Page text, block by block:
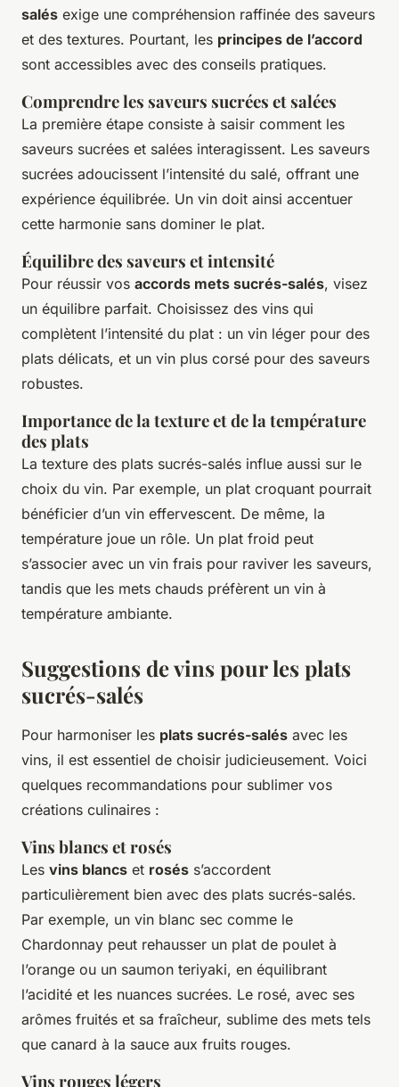
salés exige une compréhension raffinée des saveurs
et des textures. Pourtant, les principes de l’accord
sont accessibles avec des conseils pratiques.
Comprendre les saveurs sucrées et salées
La première étape consiste à saisir comment les
saveurs sucrées et salées interagissent. Les saveurs
sucrées adoucissent l’intensité du salé, offrant une
expérience équilibrée. Un vin doit ainsi accentuer
cette harmonie sans dominer le plat.
Équilibre des saveurs et intensité
Pour réussir vos accords mets sucrés-salés, visez
un équilibre parfait. Choisissez des vins qui
complètent l’intensité du plat : un vin léger pour des
plats délicats, et un vin plus corsé pour des saveurs
robustes.
Importance de la texture et de la température
des plats
La texture des plats sucrés-salés influe aussi sur le
choix du vin. Par exemple, un plat croquant pourrait
bénéficier d’un vin effervescent. De même, la
température joue un rôle. Un plat froid peut
s’associer avec un vin frais pour raviver les saveurs,
tandis que les mets chauds préfèrent un vin à
température ambiante.
Suggestions de vins pour les plats
sucrés-salés
Pour harmoniser les plats sucrés-salés avec les
vins, il est essentiel de choisir judicieusement. Voici
quelques recommandations pour sublimer vos
créations culinaires :
Vins blancs et rosés
Les vins blancs et rosés s’accordent
particulièrement bien avec des plats sucrés-salés.
Par exemple, un vin blanc sec comme le
Chardonnay peut rehausser un plat de poulet à
l’orange ou un saumon teriyaki, en équilibrant
l’acidité et les nuances sucrées. Le rosé, avec ses
arômes fruités et sa fraîcheur, sublime des mets tels
que canard à la sauce aux fruits rouges.
Vins rouges légers